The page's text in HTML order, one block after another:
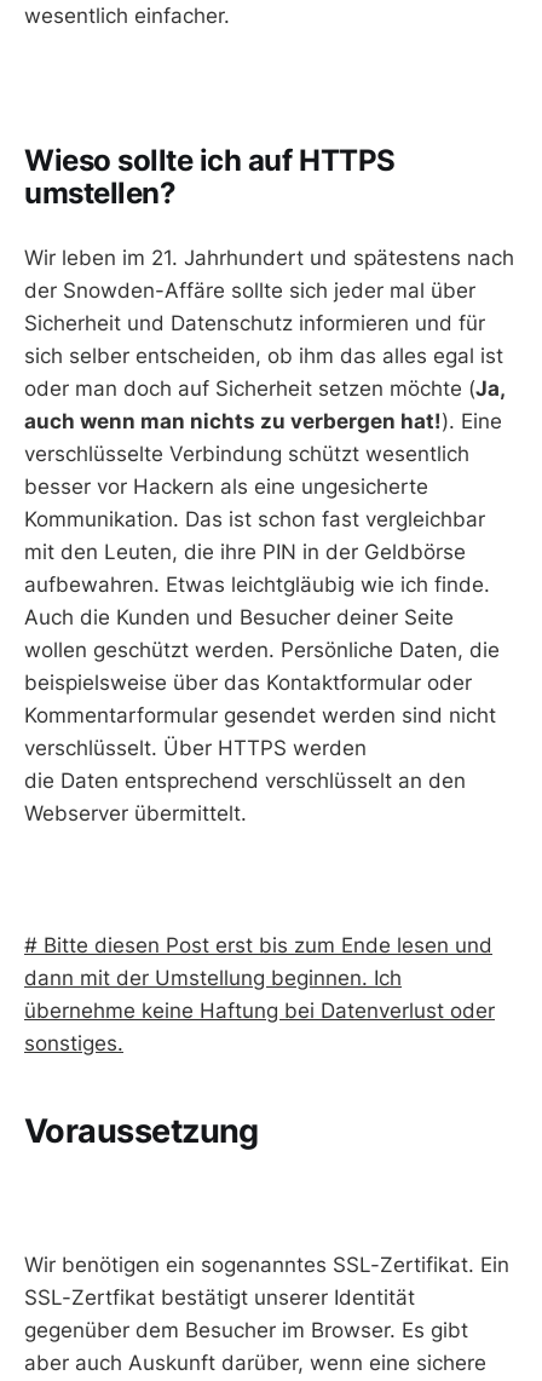
wesentlich einfacher.
Wieso sollte ich auf HTTPS
umstellen?
Wir leben im 21. Jahrhundert und spätestens nach
der Snowden-Affäre sollte sich jeder mal über
Sicherheit und Datenschutz informieren und für
sich selber entscheiden, ob ihm das alles egal ist
oder man doch auf Sicherheit setzen möchte (Ja,
auch wenn man nichts zu verbergen hat!). Eine
verschlüsselte Verbindung schützt wesentlich
besser vor Hackern als eine ungesicherte
Kommunikation. Das ist schon fast vergleichbar
mit den Leuten, die ihre PIN in der Geldbörse
aufbewahren. Etwas leichtgläubig wie ich finde.
Auch die Kunden und Besucher deiner Seite
wollen geschützt werden. Persönliche Daten, die
beispielsweise über das Kontaktformular oder
Kommentarformular gesendet werden sind nicht
verschlüsselt. Über HTTPS werden
die Daten entsprechend verschlüsselt an den
Webserver übermittelt.
# Bitte diesen Post erst bis zum Ende lesen und
dann mit der Umstellung beginnen. Ich
übernehme keine Haftung bei Datenverlust oder
sonstiges.
Voraussetzung
Wir benötigen ein sogenanntes SSL-Zertifikat. Ein
SSL-Zertfikat bestätigt unserer Identität
gegenüber dem Besucher im Browser. Es gibt
aber auch Auskunft darüber, wenn eine sichere